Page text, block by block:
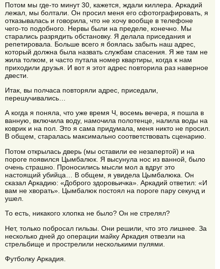
Потом мы где-то минут 30, кажется, ждали киллера. Аркадий
лежал, мы болтали. Он просил меня его сфотографировать, я
отказывалась и говорила, что не хочу вообще в телефоне
чего-то подобного. Нервы были на пределе, конечно. Мы
старались разрядить обстановку. Я делала приседания и
репетировала. Больше всего я боялась забыть наш адрес,
который должна была назвать службам спасения. Я же там не
жила толком, и часто путала номер квартиры, когда к нам
приходили друзья. И вот я этот адрес повторила раз наверное
двести.
Итак, вы полчаса повторяли адрес, приседали,
перешучивались…
А когда я поняла, что уже время Ч, восемь вечера, я пошла в
ванную, включила воду, намочила полотенце, налила воды на
коврик и на пол. Это я сама придумала, меня никто не просил.
В общем, старалась максимально соответствовать сценарию.
Потом открылась дверь (мы оставили ее незапертой) и на
пороге появился Цымбалюк. Я высунула нос из ванной, было
очень страшно. Проносились мысли мол а вдруг это
настоящий убийца… В общем, я увидела Цымбалюка. Он
сказал Аркадию: «Доброго здоровьичка». Аркадий ответил: «И
вам не хворать». Цымбалюк постоял на пороге пару секунд и
ушел.
То есть, никакого хлопка не было? Он не стрелял?
Нет, только побросал гильзы. Они решили, что это лишнее. За
несколько дней до операции майку Аркадия отвезли на
стрельбище и прострелили несколькими пулями.
Футболку Аркадия.